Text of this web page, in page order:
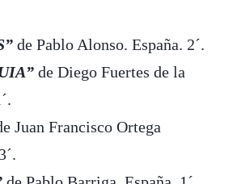
de Pablo Alonso. España. 2´.
de Diego Fuertes de la
Juan Francisco Ortega